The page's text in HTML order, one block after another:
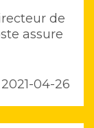
de
assure
2021-04-26